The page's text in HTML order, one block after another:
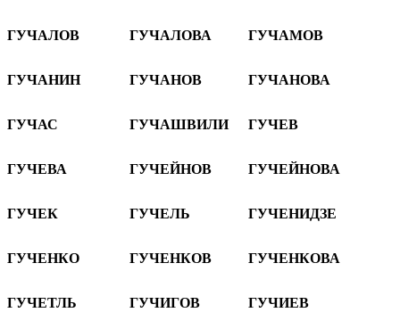
ГУЧАЛОВ ГУЧАЛОВА ГУЧАМОВ
ГУЧАНИН ГУЧАНОВ ГУЧАНОВА
ГУЧАС ГУЧАШВИЛИ ГУЧЕВ
ГУЧЕВА ГУЧЕЙНОВ ГУЧЕЙНОВА
ГУЧЕК ГУЧЕЛЬ ГУЧЕНИДЗЕ
ГУЧЕНКО ГУЧЕНКОВ ГУЧЕНКОВА
ГУЧЕТЛЬ ГУЧИГОВ ГУЧИЕВ